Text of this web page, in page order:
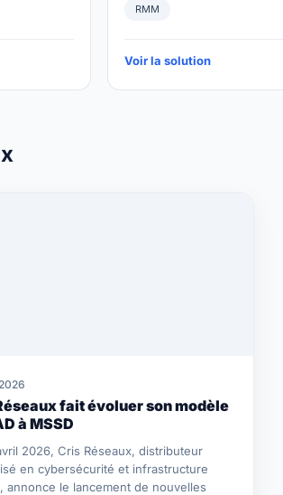
RMM
Voir la solution
fait évoluer son modèle
à MSSD
2026, Cris Réseaux, distributeur
en cybersécurité et infrastructure
annonce le lancement de nouvelles